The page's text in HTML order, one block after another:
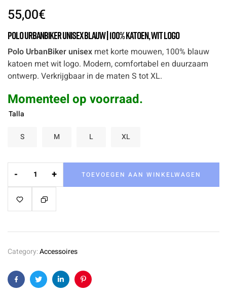
55,00€
Polo UrbanBiker Unisex Blauw | 100% katoen, wit logo
Polo UrbanBiker unisex met korte mouwen, 100% blauw
katoen met wit logo. Modern, comfortabel en duurzaam
ontwerp. Verkrijgbaar in de maten S tot XL.
Momenteel op voorraad.
Talla
S M L XL
- + TOEVOEGEN AAN WINKELWAGEN
Category:Accessoires
FacebookTwitterLinkedinPinterest